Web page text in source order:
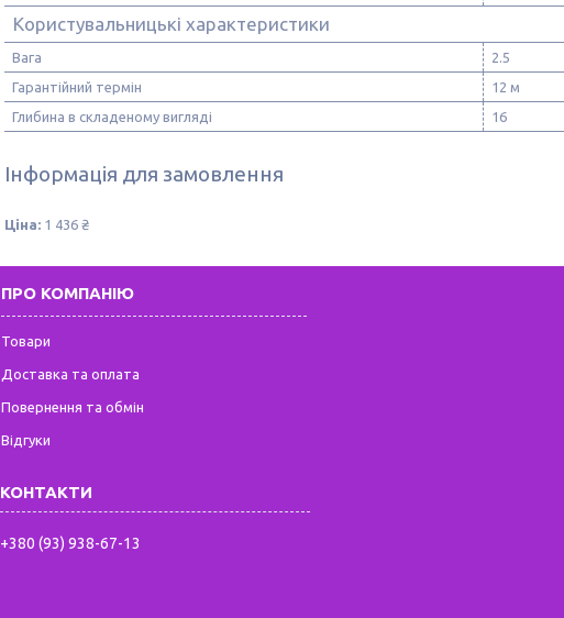
Користувальницькі характеристики
Вага
2.5
Гарантійний термін
12 м
Глибина в складеному вигляді
16
Інформація для замовлення
Ціна: 1 436 ₴
ПРО КОМПАНІЮ
Товари
Доставка та оплата
Повернення та обмін
Відгуки
+380 (93) 938-67-13